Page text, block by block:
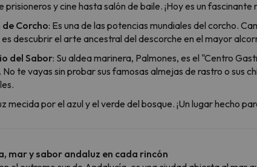
prisioneros y cine hasta salón de baile. ¡Hoy es un fascinante
Corcho: Es una de las potencias mundiales del corcho.
descubrir el arte ancestral del descorche en el mayor
del Sabor: Su aldea marinera, Palmones, es el "Centro
te vayas sin probar sus famosas almejas de rastro o sus
mecida por el azul y el verde del bosque. ¡Un lugar hecho
mar y sabor andaluz en cada rincón